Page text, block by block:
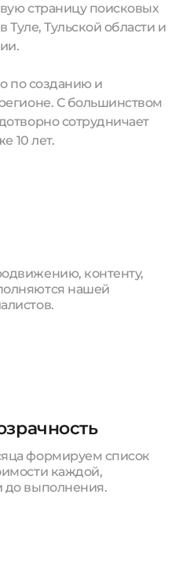
страницу поисковых
Туле, Тульской области и
по созданию и
С большинством
сотрудничает
10 лет.
контенту,
нашей
формируем список
каждой,
до выполнения.